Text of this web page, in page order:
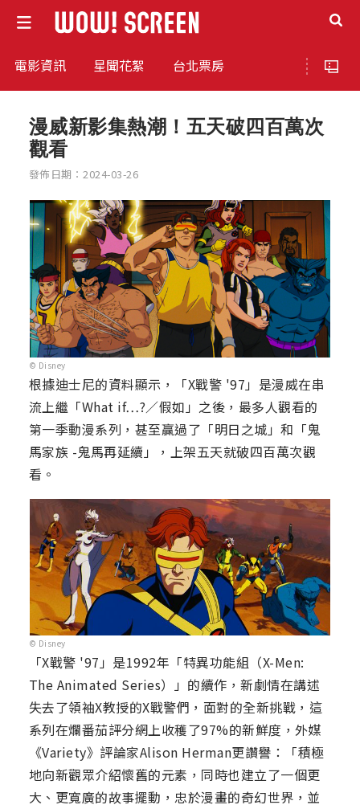
電影資訊 星聞花絮 台北票房
漫威新影集熱潮！五天破四百萬次
觀看
發佈日期：2024-03-26
© Disney
根據迪士尼的資料顯示，「X戰警 '97」是漫威在串
流上繼「What if…?／假如」之後，最多人觀看的
第一季動漫系列，甚至贏過了「明日之城」和「鬼
馬家族 -鬼馬再延續」，上架五天就破四百萬次觀
看。
© Disney
「X戰警 '97」是1992年「特異功能組（X-Men:
The Animated Series）」的續作，新劇情在講述
失去了領袖X教授的X戰警們，面對的全新挑戰，這
系列在爛番茄評分網上收穫了97%的新鮮度，外媒
《Variety》評論家Alison Herman更讚譽：「積極
地向新觀眾介紹懷舊的元素，同時也建立了一個更
大、更寬廣的故事擺動，忠於漫畫的奇幻世界，並